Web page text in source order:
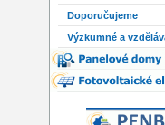
Doporučujeme
Výzkumné a